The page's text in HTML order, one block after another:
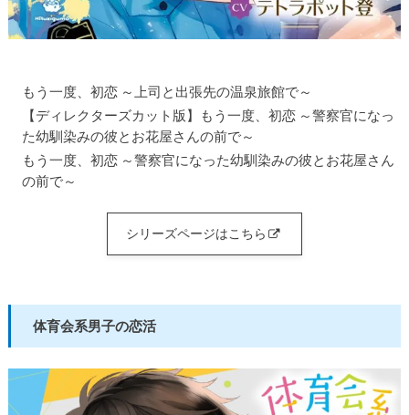
もう一度、初恋 ～上司と出張先の温泉旅館で～
【ディレクターズカット版】もう一度、初恋 ～警察官になっ
た幼馴染みの彼とお花屋さんの前で～
もう一度、初恋 ～警察官になった幼馴染みの彼とお花屋さん
の前で～
シリーズページはこちら
体育会系男子の恋活